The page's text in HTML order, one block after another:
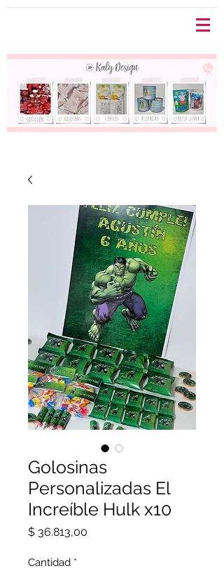
Golosinas
Personalizadas El
Increíble Hulk x10
$ 36.813,00
Cantidad *